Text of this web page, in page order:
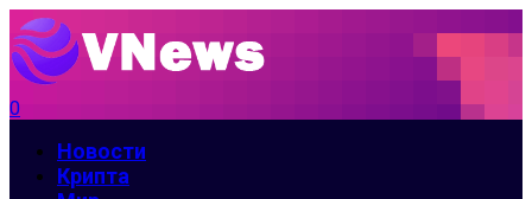
0
Новости
Крипта